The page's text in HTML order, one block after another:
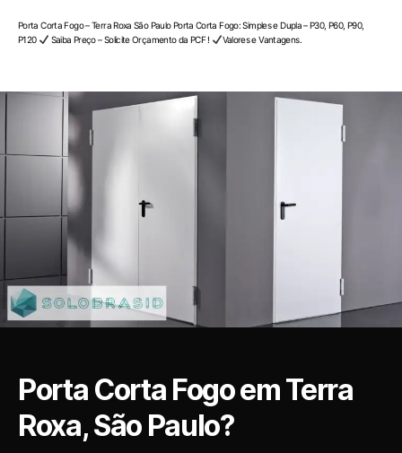
Porta Corta Fogo – Terra Roxa São Paulo Porta Corta Fogo: Simples e Dupla – P30, P60, P90,
P120
Saiba Preço – Solicite Orçamento da PCF ! Valores e Vantagens.
Porta Corta Fogo em Terra
Roxa, São Paulo?